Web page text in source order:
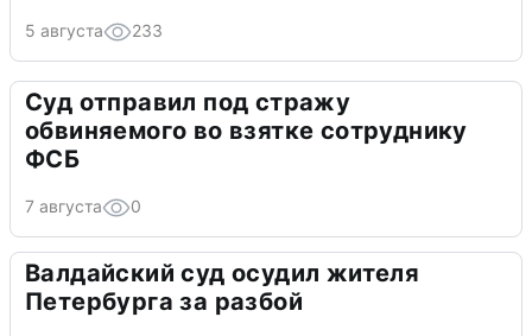
5 августа 233
Суд отправил под стражу
обвиняемого во взятке сотруднику
ФСБ
7 августа 0
Валдайский суд осудил жителя
Петербурга за разбой